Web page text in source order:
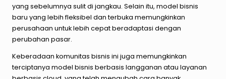
yang sebelumnya sulit di jangkau. Selain itu, model bisnis
baru yang lebih fleksibel dan terbuka memungkinkan
perusahaan untuk lebih cepat beradaptasi dengan
perubahan pasar.
Keberadaan komunitas bisnis ini juga memungkinkan
terciptanya model bisnis berbasis langganan atau layanan